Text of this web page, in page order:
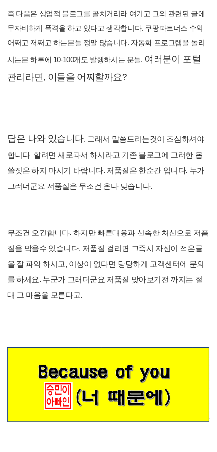
즉 다음은 상업적 블로그를 골치거리라 여기고 그와 관련된 글에
무자비하게 폭격을 하고 있다고 생각합니다. 쿠팡파트너스 수익
어쩌고 저쩌고 하는분들 정말 많습니다. 자동화 프로그램을 돌리
시는분 하루에 10-100개도 발행하시는 분들. 여러분이 포털
관리라면, 이들을 어찌할까요?
답은 나와 있습니다. 그래서 말씀드리는것이 조심하셔야
합니다. 할려면 새로파서 하시라고 기존 블로그에 그러한 몹
쓸짓은 하지 마시기 바랍니다. 저품질은 한순간 입니다. 누가
그러더군요 저품질은 무조건 온다 맞습니다.
무조건 오긴합니다. 하지만 빠른대응과 신속한 처신으로 저품
질을 막을수 있습니다. 저품질 걸리면 그즉시 자신이 적은글
을 잘 파악 하시고, 이상이 없다면 당당하게 고객센터에 문의
를 하세요. 누군가 그러더군요 저품질 맞아보기전 까지는 절
대 그 마음을 모른다고.